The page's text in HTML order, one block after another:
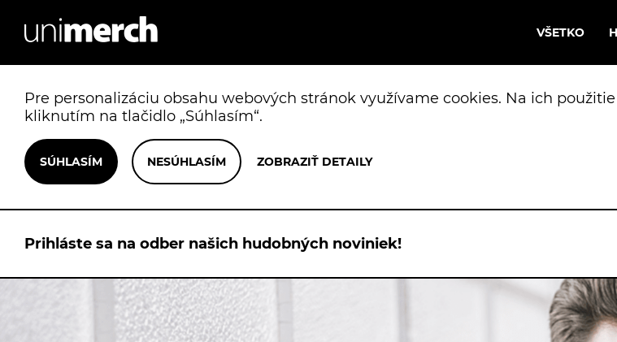
VŠETKO
Pre personalizáciu obsahu webových stránok využívame cookies. Na ich
kliknutím na tlačidlo „Súhlasím“.
Prihláste sa na odber našich hudobných noviniek!